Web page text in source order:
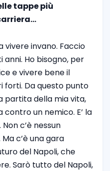
tappe più
vivere invano. Faccio
Ho bisogno, per
e vivere bene il
forti. Da questo punto
partita della mia vita,
un nemico. E’ la
c’è nessun
c’è una gara
del Napoli, che
Sarò tutto del Napoli,